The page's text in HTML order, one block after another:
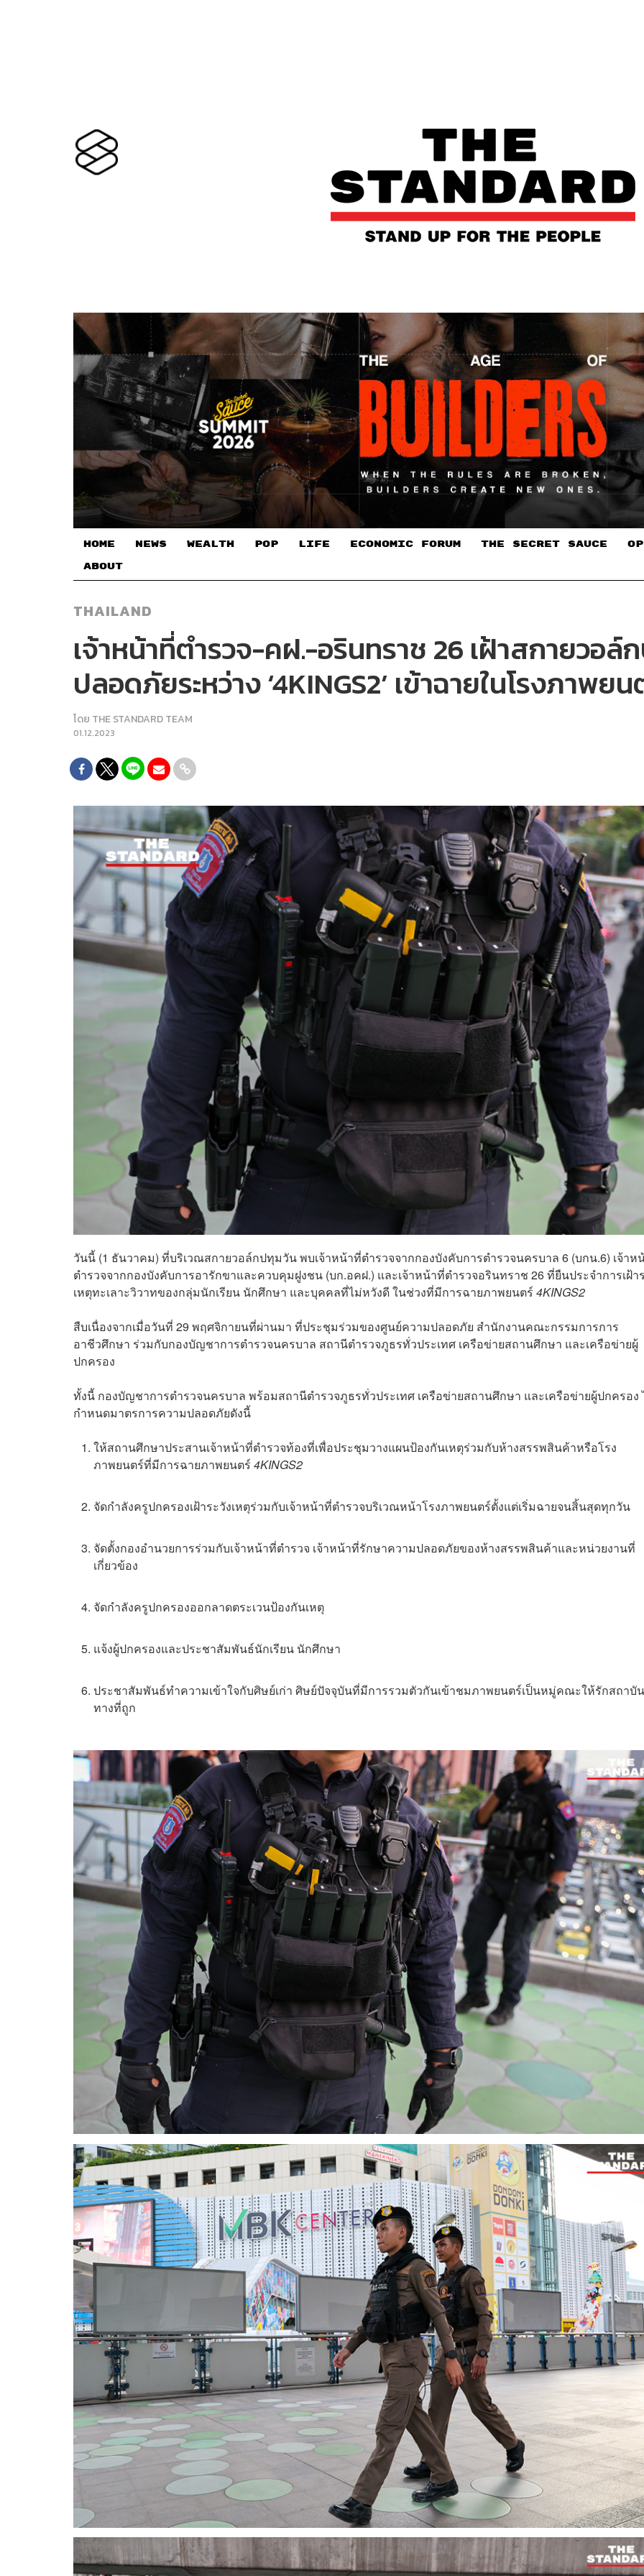
HOME NEWS WEALTH POP LIFE ECONOMIC FORUM THE SECRET SAUCE​
ABOUT
THAILAND
เจ้าหน้าที่ตำรวจ-คฝ.-อรินทราช 26 เฝ้าสกายวอ
ปลอดภัยระหว่าง ‘4KINGS2’ เข้าฉายในโรงภาพย
โดย THE STANDARD TEAM
01.12.2023
วันนี้ (1 ธันวาคม) ที่บริเวณ​สกายวอล์กปทุมวัน พบเจ้าหน้าที่ตำรวจจากกองบังคับการตำรวจนครบาล 6 (บกน.6) เจ้าห
ตำรวจจากกองบังคับการอารักขาและควบคุมฝูงชน (บก.อคฝ.) และเจ้าหน้าที่ตำรวจอรินทราช 26 ที่ยืนประจำการเฝ้า
เหตุทะเลาะวิวาทของกลุ่มนักเรียน นักศึกษา และบุคคลที่ไม่หวังดี ในช่วงที่มีการฉายภาพยนตร์ 4KINGS2
สืบเนื่องจากเมื่อวันที่ 29 พฤศจิกายนที่ผ่านมา ที่ประชุมร่วมของศูนย์ความปลอดภัย สำนักงานคณะกรรมการการ
อาชีวศึกษา ร่วมกับกองบัญชาการตำรวจนครบาล สถานีตำรวจภูธรทั่วประเทศ เครือข่ายสถานศึกษา และเครือข่ายผู้
ปกครอง
ทั้งนี้ กองบัญชาการตำรวจนครบาล พร้อมสถานีตำรวจภูธรทั่วประเทศ เครือข่ายสถานศึกษา และเครือข่ายผู้ปกครอง
กำหนดมาตรการความปลอดภัยดังนี้
ให้สถานศึกษาประสานเจ้าหน้าที่ตำรวจท้องที่เพื่อประชุมวางแผนป้องกันเหตุร่วมกับห้างสรรพสินค้าหรือโรง
ภาพยนตร์ที่มีการฉายภาพยนตร์ 4KINGS2
จัดกำลังครูปกครองเฝ้าระวังเหตุร่วมกับเจ้าหน้าที่ตำรวจบริเวณหน้าโรงภาพยนตร์ตั้งแต่เริ่มฉายจนสิ้นสุดทุกวัน
จัดตั้งกองอำนวยการร่วมกับเจ้าหน้าที่ตำรวจ เจ้าหน้าที่รักษาความปลอดภัยของห้างสรรพสินค้าและหน่วยงานที่
เกี่ยวข้อง
จัดกำลังครูปกครองออกลาดตระเวนป้องกันเหตุ
แจ้งผู้ปกครองและประชาสัมพันธ์นักเรียน นักศึกษา
ประชาสัมพันธ์ทำความเข้าใจกับศิษย์เก่า ศิษย์ปัจจุบันที่มีการรวมตัวกันเข้าชมภาพยนตร์เป็นหมู่คณะให้รักสถาบั
ทางที่ถูก